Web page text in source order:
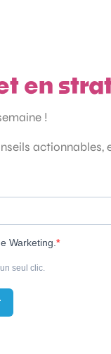
en
!
actionnables,
Warketing.
seul clic.